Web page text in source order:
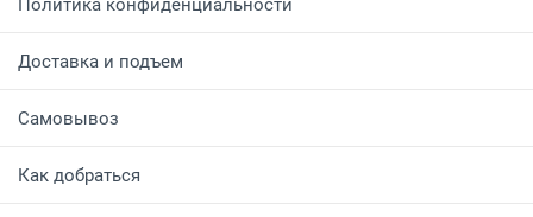
Политика конфиденциальности
Доставка и подъем
Самовывоз
Как добраться